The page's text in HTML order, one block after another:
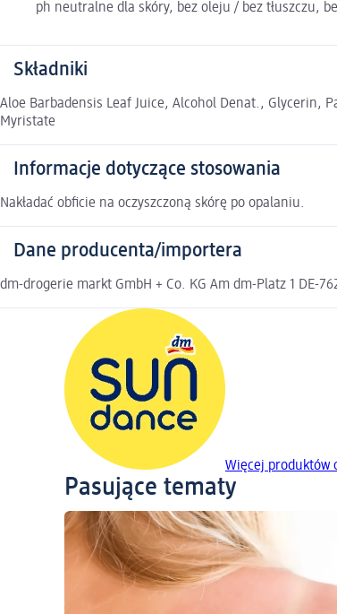
ph neutralne dla skóry, bez oleju / bez tłuszczu,
Składniki
Aloe Barbadensis Leaf Juice, Alcohol Denat., Glycerin,
Myristate
Informacje dotyczące stosowania
Nakładać obficie na oczyszczoną skórę po opalaniu.
Dane producenta/importera
dm-drogerie markt GmbH + Co. KG Am dm-Platz 1 DE-
Więcej produktów
Pasujące tematy